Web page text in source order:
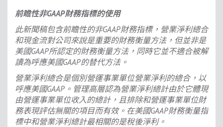
前瞻性非GAAP財務指標的使用
此新聞稿包含前瞻性的非GAAP財務指標，營業淨利總合
和現金流對公司來說是重要的財務衡量方法，但並非是
美國GAAP所認定的財務衡量方法，同時它並不適合被解
讀為呼應美國GAAP的替代方法。
營業淨利總合是個別營運事業單位營業淨利的總合，以
呼應美國GAAP。管理高層認為營業淨利總計由於它體現
由營運事業單位收入的總計，且排除和營運事業單位財
務表現評估無關的項目而有效。在美國GAAP財務衡量指
標中和營業淨利總計最相關的是稅後淨利。